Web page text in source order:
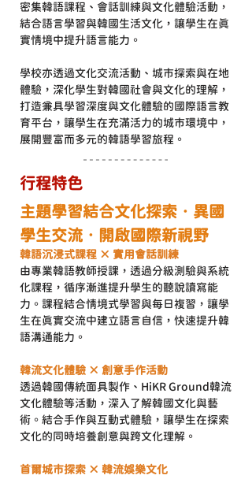
密集韓語課程、會話訓練與文化體驗活動，
結合語言學習與韓國生活文化，讓學生在真
實情境中提升語言能力。
學校亦透過文化交流活動、城市探索與在地
體驗，深化學生對韓國社會與文化的理解，
打造兼具學習深度與文化體驗的國際語言教
育平台，讓學生在充滿活力的城市環境中，
展開豐富而多元的韓語學習旅程。
行程特色
主題學習結合文化探索‧異國
學生交流 ‧ 開啟國際新視野
韓語沉浸式課程 × 實用會話訓練
由專業韓語教師授課，透過分級測驗與系統
化課程，循序漸進提升學生的聽說讀寫能
力。課程結合情境式學習與每日複習，讓學
生在真實交流中建立語言自信，快速提升韓
語溝通能力。
韓流文化體驗 × 創意手作活動
透過韓國傳統面具製作、HiKR Ground韓流
文化體驗等活動，深入了解韓國文化與藝
術。結合手作與互動式體驗，讓學生在探索
文化的同時培養創意與跨文化理解。
首爾城市探索 × 韓流娛樂文化